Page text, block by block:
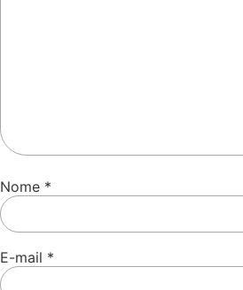
Nome *
E-mail *